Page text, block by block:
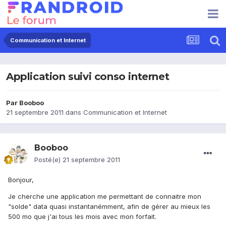
Communication et Internet
Application suivi conso internet
Par Booboo
21 septembre 2011 dans Communication et Internet
Booboo
Posté(e) 21 septembre 2011
Bonjour,
Je cherche une application me permettant de connaitre mon
"solde" data quasi instantanémment, afin de gérer au mieux les
500 mo que j'ai tous les mois avec mon forfait.